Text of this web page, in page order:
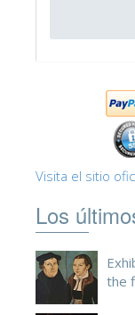
Visita el sitio
Los
the